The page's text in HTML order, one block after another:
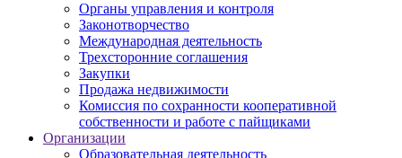
Органы управления и контроля
Законотворчество
Международная деятельность
Трехсторонние соглашения
Закупки
Продажа недвижимости
Комиссия по сохранности кооперативной
собственности и работе с пайщиками
Организации
Образовательная деятельность